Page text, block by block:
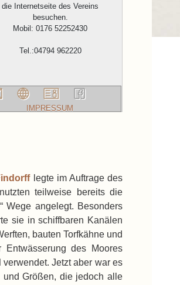
die Internetseite des Vereins
besuchen.
Mobil: 0176 52252430
Tel.:04794 962220
IMPRESSUM
legte im Auftrage des
teilweise bereits die
Wege angelegt. Besonders
sie in schiffbaren Kanälen
bauten Torfkähne und
des Moores
Jetzt aber war es
und Größen, die jedoch alle